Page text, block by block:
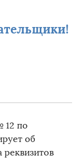
по
об
реквизитов